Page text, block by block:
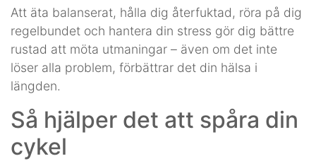
Att äta balanserat, hålla dig återfuktad, röra på dig
regelbundet och hantera din stress gör dig bättre
rustad att möta utmaningar – även om det inte
löser alla problem, förbättrar det din hälsa i
längden.
Så hjälper det att spåra din
cykel